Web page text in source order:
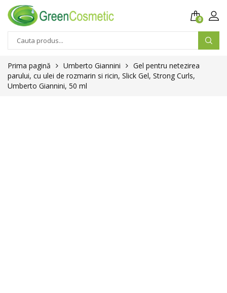
0
Prima pagină Umberto Giannini
Gel pentru netezirea
parului, cu ulei de rozmarin si ricin, Slick Gel, Strong Curls,
Umberto Giannini, 50 ml